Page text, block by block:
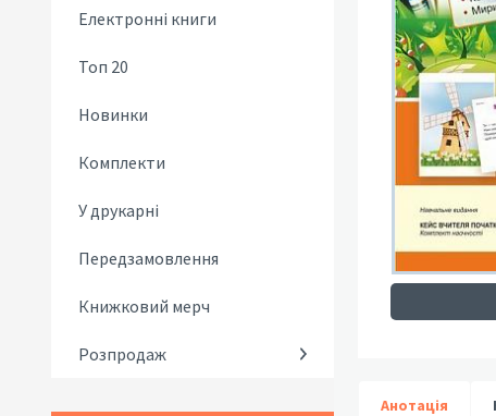
Електронні книги
Топ 20
Новинки
Комплекти
У друкарні
Передзамовлення
Книжковий мерч
Розпродаж
Анотація